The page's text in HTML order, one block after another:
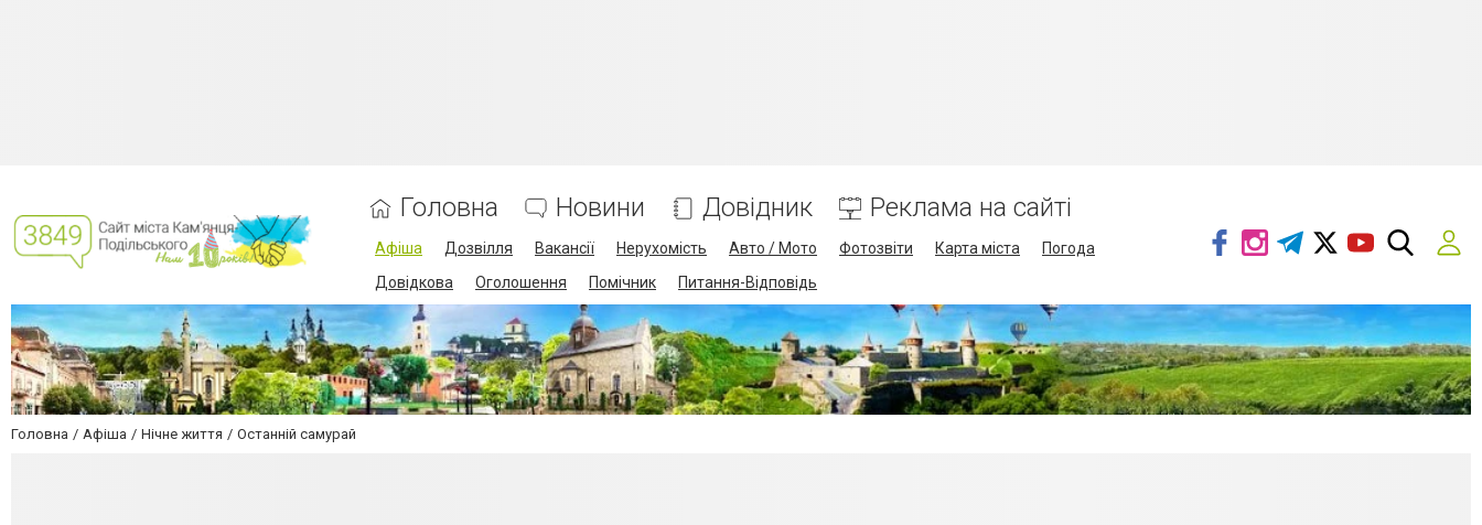
Головна Новини Довідник Реклама на сайті
Афіша Дозвілля Вакансії Нерухомість Авто / Мото Фотозвіти Карта міста
Погода
Довідкова
Оголошення Помічник Питання-Відповідь
Головна Афіша Нічне життя Останній самурай